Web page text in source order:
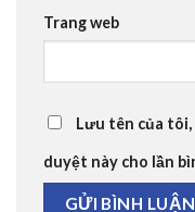
Trang web
Lưu tên của
duyệt này cho lần